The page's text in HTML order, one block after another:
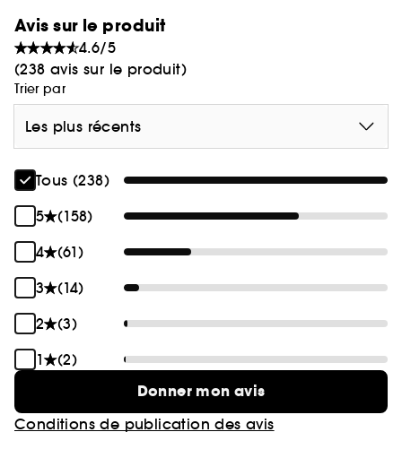
Avis sur le produit
4.6/5
(238 avis sur le produit)
Trier par
Les plus récents
Tous (238)
5
(158)
4
(61)
3
(14)
2
(3)
1
(2)
Donner mon avis
Conditions de publication des avis